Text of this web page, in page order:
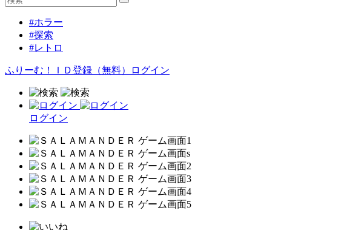
#ホラー
#探索
#レトロ
ふりーむ！ＩＤ登録（無料） ログイン
ログイン